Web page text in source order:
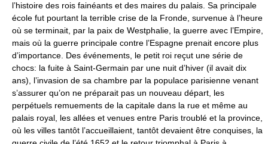
l’histoire des rois fainéants et des maires du palais. Sa principale
école fut pourtant la terrible crise de la Fronde, survenue à l’heure
où se terminait, par la paix de Westphalie, la guerre avec l’Empire,
mais où la guerre principale contre l’Espagne prenait encore plus
d’importance. Des événements, le petit roi reçut une série de
chocs: la fuite à Saint-Germain par une nuit d’hiver (il avait dix
ans), l’invasion de sa chambre par la populace parisienne venant
s’assurer qu’on ne préparait pas un nouveau départ, les
perpétuels remuements de la capitale dans la rue et même au
palais royal, les allées et venues entre Paris troublé et la province,
où les villes tantôt l’accueillaient, tantôt devaient être conquises, la